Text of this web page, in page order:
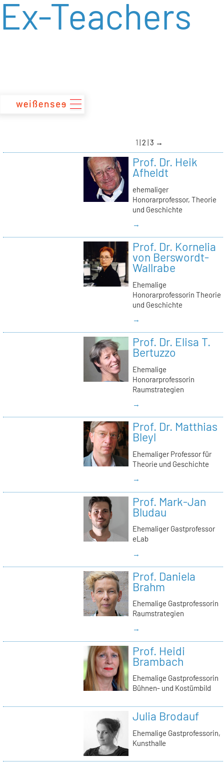
zum
Inhalt
Ex-Teachers
1 2 3 →
Prof. Dr. Heik
Afheldt
ehemaliger
Honorarprofessor, Theorie
und Geschichte
→
Prof. Dr. Kornelia
von Berswordt-
Wallrabe
Ehemalige
Honorarprofessorin Theorie
und Geschichte
→
Prof. Dr. Elisa T.
Bertuzzo
Ehemalige
Honorarprofessorin
Raumstrategien
→
Prof. Dr. Matthias
Bleyl
Ehemaliger Professor für
Theorie und Geschichte
→
Prof. Mark-Jan
Bludau
Ehemaliger Gastprofessor
eLab
→
Prof. Daniela
Brahm
Ehemalige Gastprofessorin
Raumstrategien
→
Prof. Heidi
Brambach
Ehemalige Gastprofessorin
Bühnen- und Kostümbild
Julia Brodauf
Ehemalige Gastprofessorin,
Kunsthalle